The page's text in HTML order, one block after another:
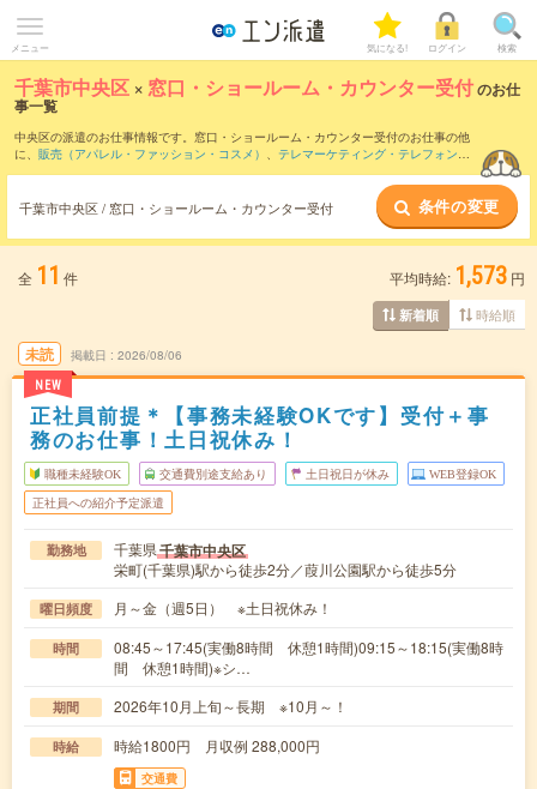
メニュー 気になる! ログイン 検索
千葉市中央区 × 窓口・ショールーム・カウンター受付のお仕
事一覧
中央区の派遣のお仕事情報です。窓口・ショールーム・カウンター受付のお仕事の他
に、 販売（アパレル・ファッション・コスメ） 、 テレマーケティング・テレフォンオ
などのこだわり条件で絞り込ん
でいただけます。職種辞典：窓口・ショールーム・カウンター受付のお仕事とは？と
は？
千葉市中央区 / 窓口・ショールーム・カウンター受付 条件の変更
全 11 件 平均時給: 1,573 円
新着順 時給順
未読
NEW
掲載日 2026/08/06
正社員前提＊【事務未経験OKです】受付＋事
務のお仕事！土日祝休み！
職種未経験OK 交通費別途支給あり 土日祝日が休み WEB登録OK
正社員への紹介予定派遣
勤務地 千葉県千葉市中央区
栄町(千葉県)駅から徒歩2分／葭川公園駅から徒歩5分
曜日頻度 月～金（週5日） ※土日祝休み！
時間
08:45～17:45(実働8時間 休憩1時間)09:15～18:15(実働8時
間 休憩1時間)※シ…
期間 2026年10月上旬～長期 ※10月～！
時給 時給1800円 月収例 288,000円
交通費